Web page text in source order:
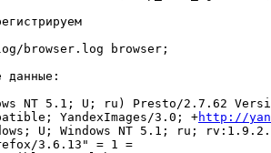
browser.log browser;
данные:
NT 5.1; U; ru) Presto/2.7.62
YandexImages/3.0; +http://
U; Windows NT 5.1; ru;
3.6.13" = 1 =